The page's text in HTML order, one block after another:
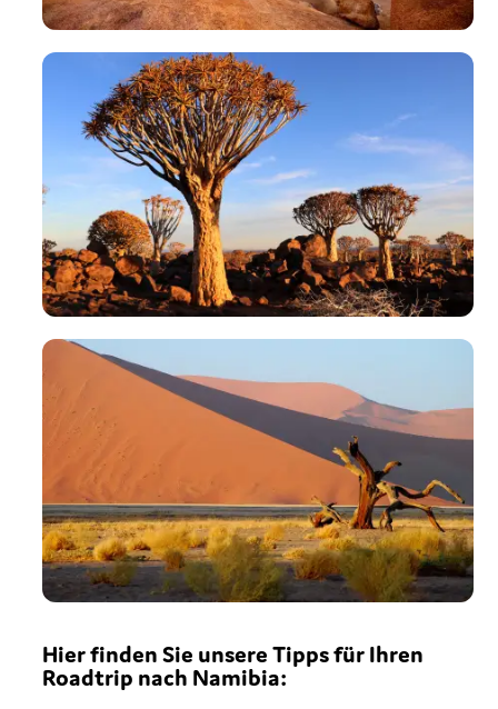
Hier finden Sie unsere Tipps für Ihren
Roadtrip nach Namibia: